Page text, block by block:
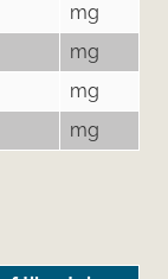
mg
mg
mg
mg